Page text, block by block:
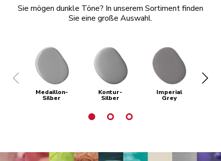
Sie mögen dunkle Töne? In unserem Sortiment finden
Sie eine große Auswahl.
Medaillon-
Silber
Kontur-
Silber
Imperial
Grey